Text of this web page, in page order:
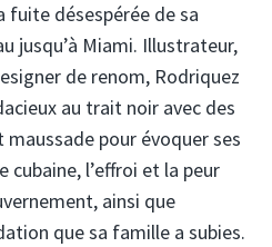
désespérée de sa
jusqu’à Miami. Illustrateur,
de renom, Rodriquez
au trait noir avec des
pour évoquer ses
cubaine, l’effroi et la peur
ainsi que
que sa famille a subies.